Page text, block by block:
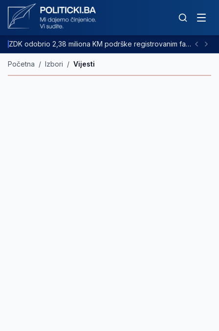
ZDK odobrio 2,38 miliona KM podrške registrovanim farmama goveda
Početna / Izbori / Vijesti